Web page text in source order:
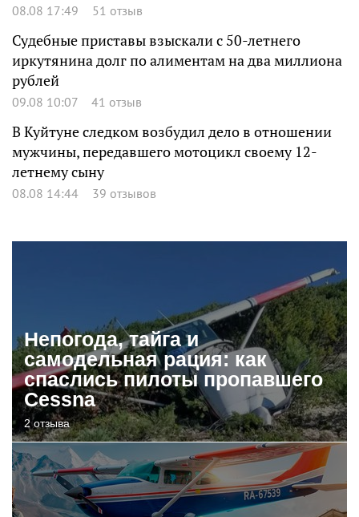
08.08 17:49 51 отзыв
Судебные приставы взыскали с 50-летнего
иркутянина долг по алиментам на два миллиона
рублей
09.08 10:07 41 отзыв
В Куйтуне следком возбудил дело в отношении
мужчины, передавшего мотоцикл своему 12-
летнему сыну
08.08 14:44 39 отзывов
Непогода, тайга и
самодельная рация: как
спаслись пилоты пропавшего
Cessna
2 отзыва